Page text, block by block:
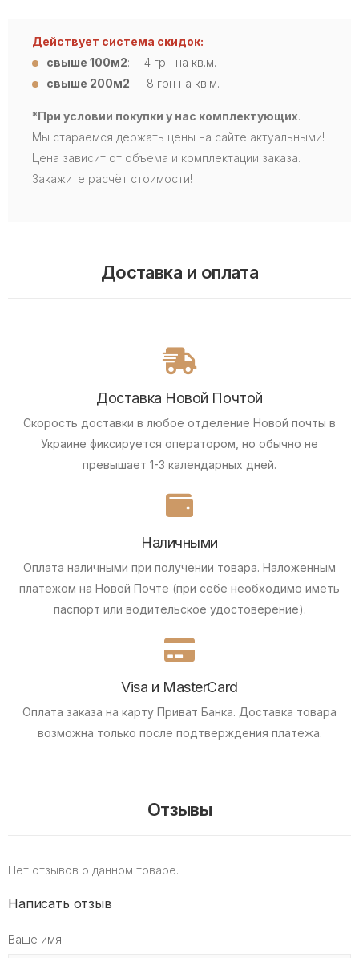
Действует система скидок:
свыше 100м2: - 4 грн на кв.м.
свыше 200м2: - 8 грн на кв.м.
*При условии покупки у нас комплектующих.
Мы стараемся держать цены на сайте актуальными!
Цена зависит от объема и комплектации заказа.
Закажите расчёт стоимости!
Доставка и оплата
Доставка Новой Почтой
Скорость доставки в любое отделение Новой почты в
Украине фиксируется оператором, но обычно не
превышает 1-3 календарных дней.
Наличными
Оплата наличными при получении товара. Наложенным
платежом на Новой Почте (при себе необходимо иметь
паспорт или водительское удостоверение).
Visa и MasterCard
Оплата заказа на карту Приват Банка. Доставка товара
возможна только после подтверждения платежа.
Отзывы
Нет отзывов о данном товаре.
Написать отзыв
Ваше имя: